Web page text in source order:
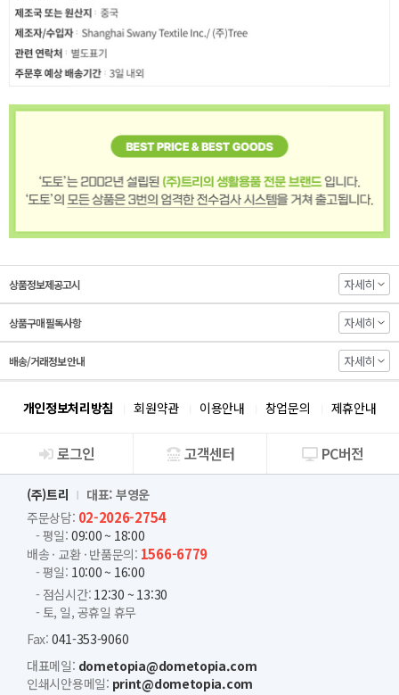
상품정보제공고시 자세히
상품구매 필독사항 자세히
배송/거래정보 안내 자세히
개인정보처리방침 회원약관 이용안내 창업문의 제휴안내
회사소개
로그인 고객센터 PC버전
(주)트리
대표: 부영운
주문상담: 02-2026-2754
- 평일: 09:00 ~ 18:00
배송 · 교환 · 반품문의: 1566-6779
- 평일: 10:00 ~ 16:00
- 점심시간: 12:30 ~ 13:30
- 토, 일, 공휴일 휴무
Fax: 041-353-9060
대표메일: dometopia@dometopia.com
인쇄시안용메일: print@dometopia.com